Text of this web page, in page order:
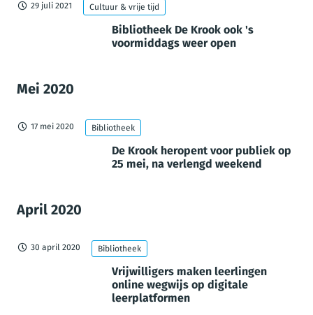
29 juli 2021 Cultuur & vrije tijd
Bibliotheek De Krook ook 's
voormiddags weer open
Mei 2020
17 mei 2020 Bibliotheek
De Krook heropent voor publiek op
25 mei, na verlengd weekend
April 2020
30 april 2020 Bibliotheek
Vrijwilligers maken leerlingen
online wegwijs op digitale
leerplatformen